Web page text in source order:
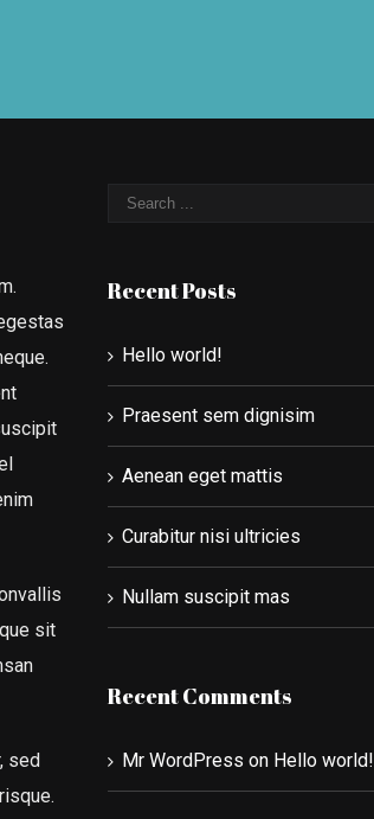
sit
sed
Recent Posts
Hello world!
Praesent sem dignisim
Aenean eget mattis
Curabitur nisi ultricies
Nullam suscipit mas
Recent Comments
Mr WordPress on Hello world!